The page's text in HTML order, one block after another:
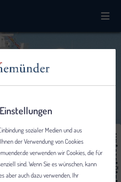
sozialer Medien und aus
der Verwendung von Cookies
verwenden wir Cookies, die für
sind. Wenn Sie es wünschen, kann
aber auch dazu verwenden, Ihr